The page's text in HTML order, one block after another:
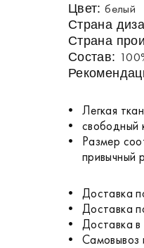
Цвет:белый
Страна
Страна
Состав:
Легкая
свободный
Размер
привычный
Доставка
Доставка
Доставка
Самовывоз